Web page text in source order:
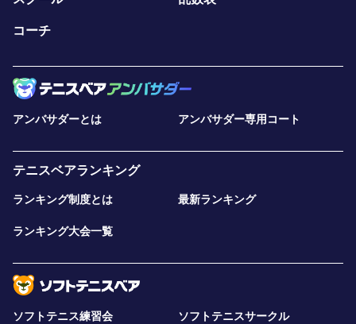
コーチ
アンバサダーとは アンバサダー専用コート
テニスベアランキング
ランキング制度とは 最新ランキング
ランキング大会一覧
ソフトテニス練習会 ソフトテニスサークル